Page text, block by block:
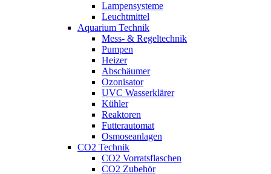
Lampensysteme
Leuchtmittel
Aquarium Technik
Mess- & Regeltechnik
Pumpen
Heizer
Abschäumer
Ozonisator
UVC Wasserklärer
Kühler
Reaktoren
Futterautomat
Osmoseanlagen
CO2 Technik
CO2 Vorratsflaschen
CO2 Zubehör